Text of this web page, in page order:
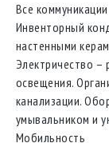
Все коммуникации
Инвенторный
настенными
Электричество –
освещения.
канализации.
умывальником и
Мобильность